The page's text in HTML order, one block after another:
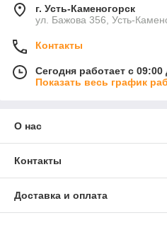
г. Усть-Каменогорск
ул. Бажова 356, Усть-
Контакты
Сегодня работает с 09:00
Показать весь график
О нас
Контакты
Доставка и оплата